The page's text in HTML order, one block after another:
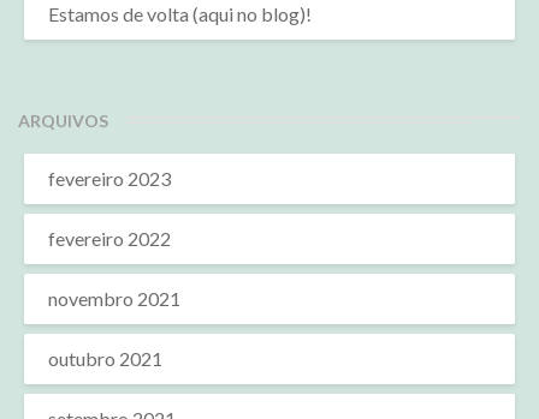
Estamos de volta (aqui no blog)!
ARQUIVOS
fevereiro 2023
fevereiro 2022
novembro 2021
outubro 2021